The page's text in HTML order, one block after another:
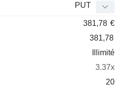
PUT
381,78 €
381,78
Illimité
3.37x
20